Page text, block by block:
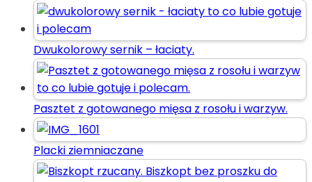
Dwukolorowy sernik – łaciaty.
Pasztet z gotowanego mięsa z rosołu i warzyw.
Placki ziemniaczane